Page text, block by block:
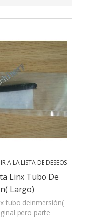
A LA LISTA DE DESEOS
Linx Tubo De
Largo)
tubo deinmersión(
pero parte